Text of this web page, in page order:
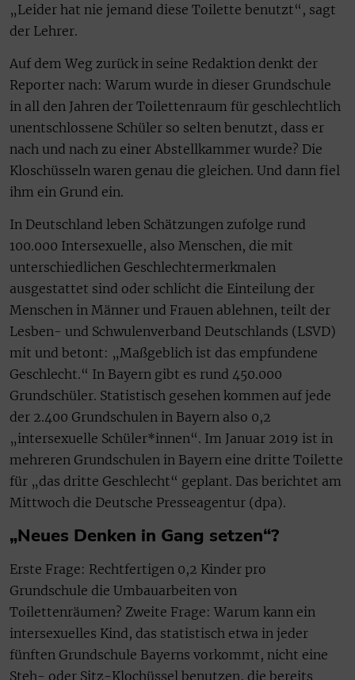
„Leider hat nie jemand diese Toilette benutzt“, sagt
der Lehrer.
Auf dem Weg zurück in seine Redaktion denkt der
Reporter nach: Warum wurde in dieser Grundschule
in all den Jahren der Toilettenraum für geschlechtlich
unentschlossene Schüler so selten benutzt, dass er
nach und nach zu einer Abstellkammer wurde? Die
Kloschüsseln waren genau die gleichen. Und dann fiel
ihm ein Grund ein.
In Deutschland leben Schätzungen zufolge rund
100.000 Intersexuelle, also Menschen, die mit
unterschiedlichen Geschlechtermerkmalen
ausgestattet sind oder schlicht die Einteilung der
Menschen in Männer und Frauen ablehnen, teilt der
Lesben- und Schwulenverband Deutschlands (LSVD)
mit und betont: „Maßgeblich ist das empfundene
Geschlecht.“ In Bayern gibt es rund 450.000
Grundschüler. Statistisch gesehen kommen auf jede
der 2.400 Grundschulen in Bayern also 0,2
„intersexuelle Schüler*innen“. Im Januar 2019 ist in
mehreren Grundschulen in Bayern eine dritte Toilette
für „das dritte Geschlecht“ geplant. Das berichtet am
Mittwoch die Deutsche Presseagentur (dpa).
„Neues Denken in Gang setzen“?
Erste Frage: Rechtfertigen 0,2 Kinder pro
Grundschule die Umbauarbeiten von
Toilettenräumen? Zweite Frage: Warum kann ein
intersexuelles Kind, das statistisch etwa in jeder
fünften Grundschule Bayerns vorkommt, nicht eine
Steh- oder Sitz-Klochüssel benutzen, die bereits